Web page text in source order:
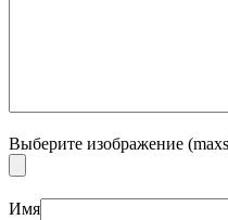
Выберите изображение
Имя